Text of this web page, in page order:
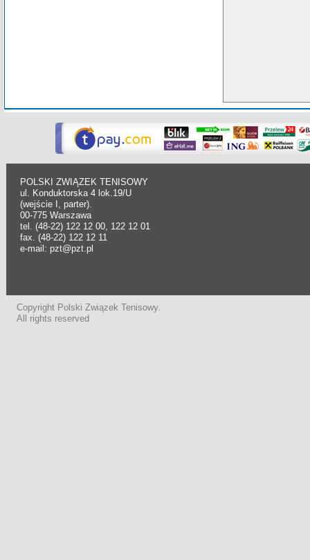
POLSKI ZWIĄZEK TENISOWY
ul. Konduktorska 4 lok.19/U
(wejście I, parter).
00-775 Warszawa
tel. (48-22) 122 12 00, 122 12 01
fax. (48-22) 122 12 11
e-mail: pzt@pzt.pl
Copyright Polski Związek Tenisowy.
All rights reserved